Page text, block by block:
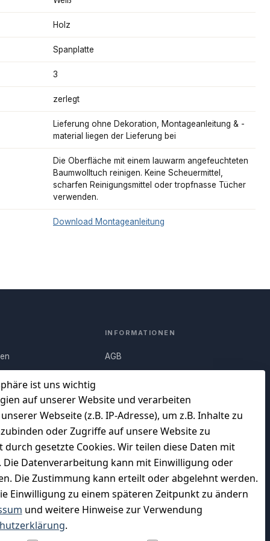
Holz
Spanplatte
3
zerlegt
Lieferung ohne Dekoration, Montageanleitung & -
material liegen der Lieferung bei
Die Oberfläche mit einem lauwarm angefeuchteten
Baumwolltuch reinigen. Keine Scheuermittel,
scharfen Reinigungsmittel oder tropfnasse Tücher
verwenden.
Download Montageanleitung
ist uns wichtig
auf unserer Website und verarbeiten
Webseite (z.B. IP-Adresse), um z.B. Inhalte zu
oder Zugriffe auf unsere Website zu
gesetzte Cookies. Wir teilen diese Daten mit
Datenverarbeitung kann mit Einwilligung oder
Die Zustimmung kann erteilt oder abgelehnt werden.
Einwilligung zu einem späteren Zeitpunkt zu ändern
und weitere Hinweise zur Verwendung
.
INFORMATIONEN
AGB
Datenschutz
Impressum
Unser Unternehmen
Charity & Wohltätigkeit
WIR VERSENDEN MIT